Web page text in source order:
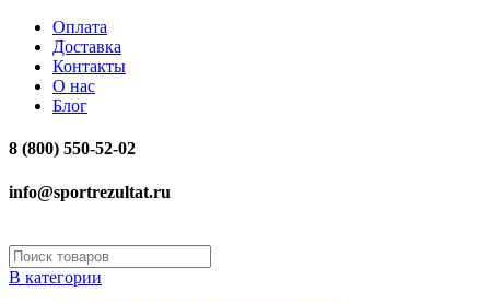
Оплата
Доставка
Контакты
О нас
Блог
8 (800) 550-52-02
info@sportrezultat.ru
В категории